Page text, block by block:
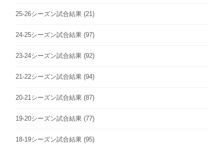
25-26シーズン試合結果 (21)
24-25シーズン試合結果 (97)
23-24シーズン試合結果 (92)
21-22シーズン試合結果 (94)
20-21シーズン試合結果 (87)
19-20シーズン試合結果 (77)
18-19シーズン試合結果 (95)